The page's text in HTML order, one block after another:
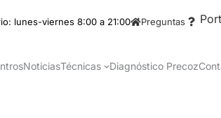
lunes-viernes 8:00 a 21:00 Preguntas
NoticiasTécnicas Diagnóstico Precoz